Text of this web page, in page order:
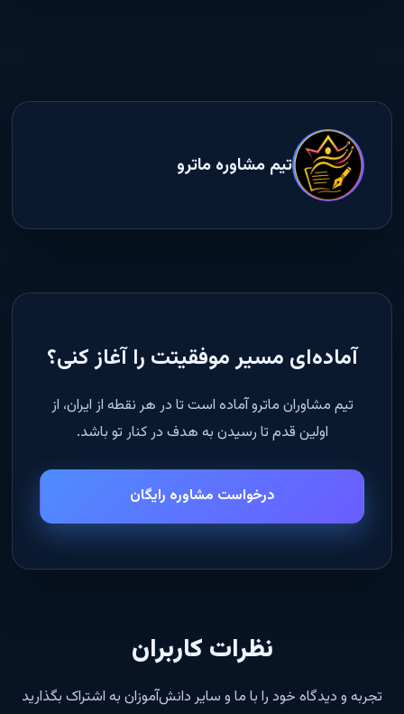
تیم مشاوره ماترو
آماده‌ای مسیر موفقیتت را آغاز کنی؟
تیم مشاوران ماترو آماده است تا در هر نقطه از ایران، از
اولین قدم تا رسیدن به هدف در کنار تو باشد.
درخواست مشاوره رایگان
نظرات کاربران
تجربه و دیدگاه خود را با ما و سایر دانش‌آموزان به اشتراک بگذارید